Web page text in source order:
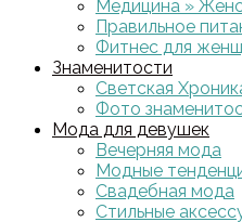
Медицина »
Правильное
Фитнес для
Знаменитости
Светская
Фото
Мода для девушек
Вечерняя мода
Модные
Свадебная мода
Стильные